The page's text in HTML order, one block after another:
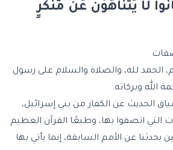
لَا يَتَنَاهَوْنَ عَن مُّنكَرٍ
الحمد لله، والصلاة والسلام على رسول
الله وبركاته.
الحديث عن الكفار من بني إسرائيل،
اتصفوا بها، وطبعًا القرآن العظيم
يحدثنا عن الأمم السابقة، إنما يأتي بها